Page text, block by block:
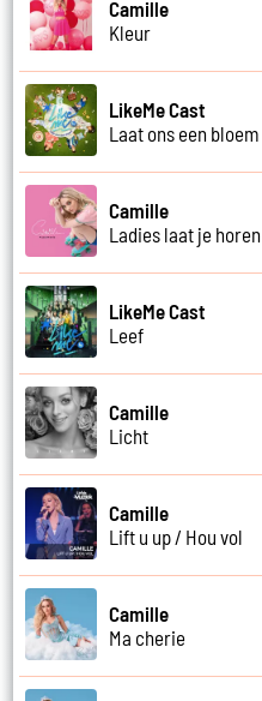
Camille
Kleur
LikeMe Cast
Laat ons een bloem
Camille
Ladies laat je horen
LikeMe Cast
Leef
Camille
Licht
Camille
Lift u up / Hou vol
Camille
Ma cherie